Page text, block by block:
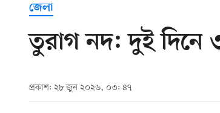
জেলা
তুরাগ নদ: দুই দিনে
প্রকাশ: ২৮ জুন ২০২৬, ০৩: ৪৭